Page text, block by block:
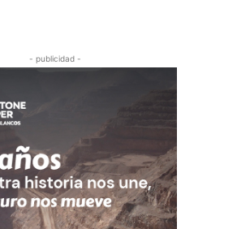
- publicidad -